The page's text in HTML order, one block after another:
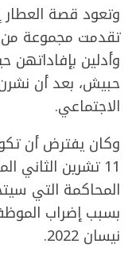
تقدمت مجموعة من
وأدلين
حبيش، بعد أن
الاجتماعي.
وكان يفترض أن
11 تشرين
المحاكمة التي
نيسان 2022.